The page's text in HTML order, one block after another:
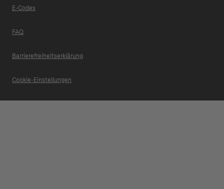
E-Codes
FAQ
Barrierefreiheitserklärung
Cookie-Einstellungen